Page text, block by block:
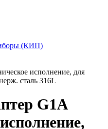
(КИП)
исполнение, для
сталь 316L
G1A